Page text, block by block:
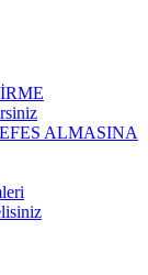
ALMASINA